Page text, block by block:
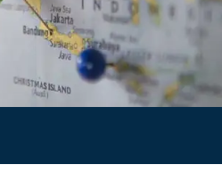
Lasīt vairāk